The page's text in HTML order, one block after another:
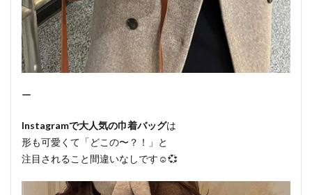
ー
Instagramで大人気の巾着バッグは
形も可愛くて「どこの〜？！」と
注目されること間違いなしです☺️💞